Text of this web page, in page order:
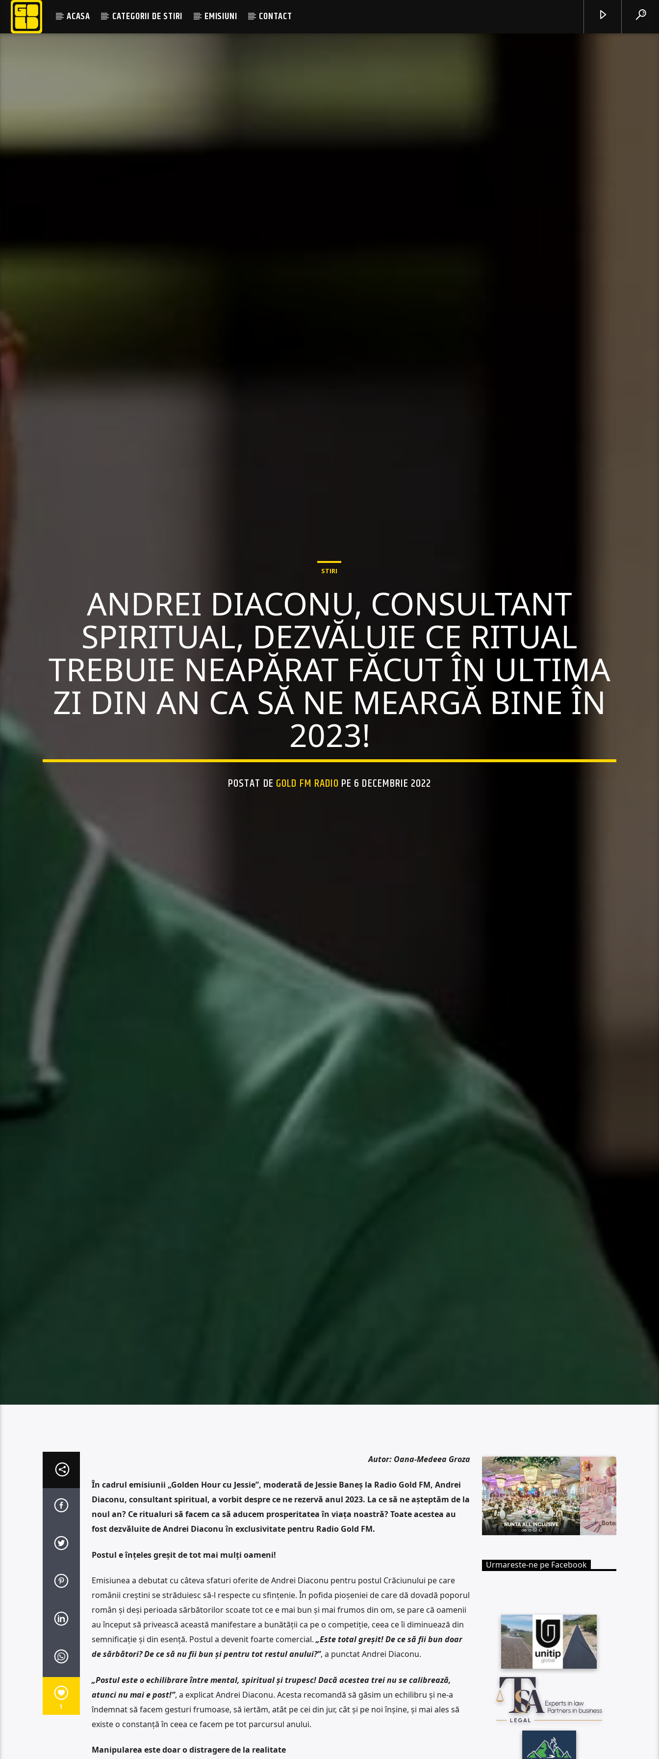
ACASA CATEGORII DE STIRI EMISIUNI CONTACT
STIRI
ANDREI DIACONU, CONSULTANT
SPIRITUAL, DEZVĂLUIE CE RITUAL
TREBUIE NEAPĂRAT FĂCUT ÎN ULTIMA
ZI DIN AN CA SĂ NE MEARGĂ BINE ÎN
2023!
POSTAT DE GOLD FM RADIO PE 6 DECEMBRIE 2022
1
Autor: Oana-Medeea Groza
În cadrul emisiunii „Golden Hour cu Jessie”, moderată de Jessie Baneș la Radio Gold FM, Andrei
Diaconu, consultant spiritual, a vorbit despre ce ne rezervă anul 2023. La ce să ne așteptăm de la
noul an? Ce ritualuri să facem ca să aducem prosperitatea în viața noastră? Toate acestea au
fost dezvăluite de Andrei Diaconu în exclusivitate pentru Radio Gold FM.
Postul e înțeles greșit de tot mai mulți oameni!
Emisiunea a debutat cu câteva sfaturi oferite de Andrei Diaconu pentru postul Crăciunului pe care
românii creștini se străduiesc să-l respecte cu sfințenie. În pofida pioșeniei de care dă dovadă poporul
român și deși perioada sărbătorilor scoate tot ce e mai bun și mai frumos din om, se pare că oamenii
au început să privească această manifestare a bunătății ca pe o competiție, ceea ce îi diminuează din
semnificație și din esență. Postul a devenit foarte comercial. „Este total greșit! De ce să fii bun doar
de sărbători? De ce să nu fii bun și pentru tot restul anului?”, a punctat Andrei Diaconu.
„Postul este o echilibrare între mental, spiritual și trupesc! Dacă acestea trei nu se calibrează,
atunci nu mai e post!”, a explicat Andrei Diaconu. Acesta recomandă să găsim un echilibru și ne-a
îndemnat să facem gesturi frumoase, să iertăm, atât pe cei din jur, cât și pe noi înșine, și mai ales să
existe o constanță în ceea ce facem pe tot parcursul anului.
Manipularea este doar o distragere de la realitate
Urmareste-ne pe Facebook